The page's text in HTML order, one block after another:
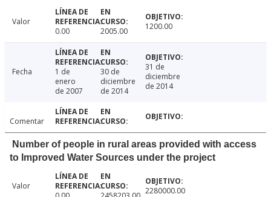
Valor
0.00
2005.00 1200.00
Fecha
1 de
enero
de 2007
30 de
diciembre
de 2014
31 de
diciembre
de 2014
Comentar
Number of people in rural areas provided with access
to Improved Water Sources under the project
Valor
2280000.00